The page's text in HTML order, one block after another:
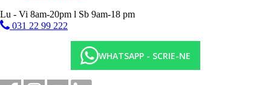
Lu - Vi 8am-20pm l Sb 9am-18 pm
031 22 99 222
WHATSAPP - SCRIE-NE